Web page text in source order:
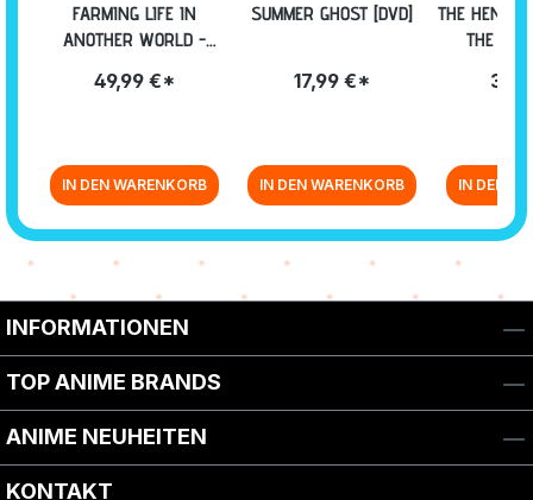
FARMING LIFE IN
ANOTHER WORLD -
VOL. 2: EP. 7-12 [BLU-
49,99 €*
IN DEN WARENKORB
SUMMER GHOST [DVD]
17,99 €*
IN DEN WARENKORB
THE HENTAI
THE
INKL.
IN DEN
Zurück zur Vor-/Zurück-Navigation
INFORMATIONEN
TOP ANIME BRANDS
ANIME NEUHEITEN
KONTAKT